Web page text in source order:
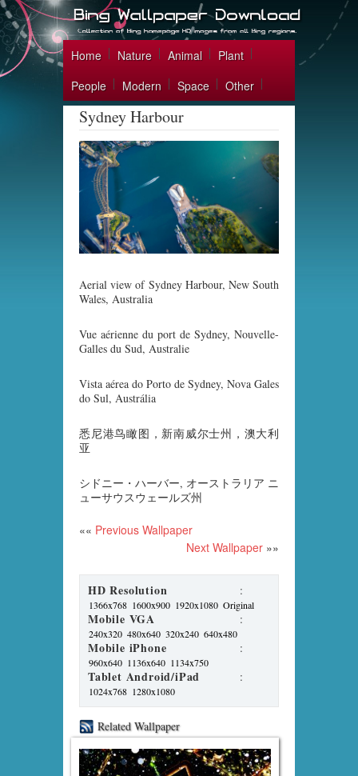
Home Nature Animal
Plant
People
Modern Space Other
Sydney Harbour
Aerial view of Sydney Harbour, New South
Wales, Australia
Vue aérienne du port de Sydney, Nouvelle-
Galles du Sud, Australie
Vista aérea do Porto de Sydney, Nova Gales
do Sul, Austrália
悉尼港鸟瞰图，新南威尔士州，澳大利
亚
シドニー・ハーバー, オーストラリア ニ
ューサウスウェールズ州
«« Previous Wallpaper
Next Wallpaper »»
HD Resolution :
1366x768 1600x900 1920x1080 Original
Mobile VGA :
240x320 480x640 320x240 640x480
Mobile iPhone :
960x640 1136x640 1134x750
Tablet Android/iPad :
1024x768 1280x1080
Related Wallpaper